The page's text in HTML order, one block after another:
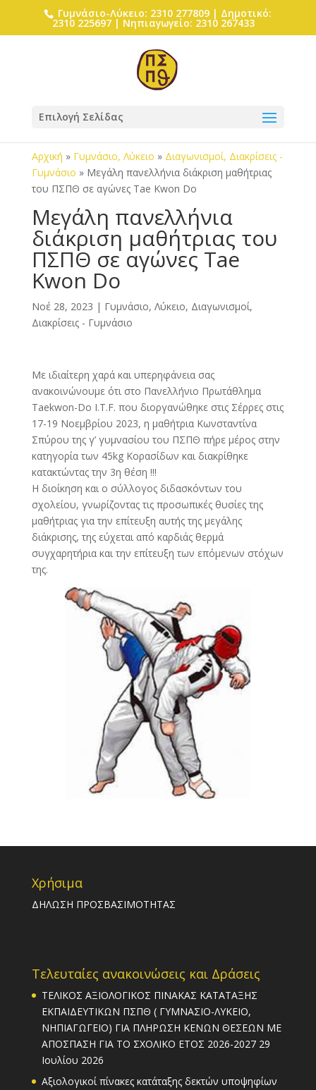
Γυμνάσιο-Λύκειο: 2310 277809 | Δημοτικό:
2310 225697 | Νηπιαγωγείο: 2310 267433
Επιλογή Σελίδας
Αρχική » Γυμνάσιο, Λύκειο » Διαγωνισμοί, Διακρίσεις -
Γυμνάσιο » Μεγάλη πανελλήνια διάκριση μαθήτριας
του ΠΣΠΘ σε αγώνες Tae Kwon Do
Μεγάλη πανελλήνια
διάκριση μαθήτριας του
ΠΣΠΘ σε αγώνες Tae
Kwon Do
Νοέ 28, 2023 | Γυμνάσιο, Λύκειο, Διαγωνισμοί,
Διακρίσεις - Γυμνάσιο
Με ιδιαίτερη χαρά και υπερηφάνεια σας
ανακοινώνουμε ότι στο Πανελλήνιο Πρωτάθλημα
Taekwon-Do I.T.F. που διοργανώθηκε στις Σέρρες στις
17-19 Νοεμβρίου 2023, η μαθήτρια Κωνσταντίνα
Σπύρου της γ’ γυμνασίου του ΠΣΠΘ πήρε μέρος στην
κατηγορία των 45kg Κορασίδων και διακρίθηκε
κατακτώντας την 3η θέση ‼️!
Η διοίκηση και ο σύλλογος διδασκόντων του
σχολείου, γνωρίζοντας τις προσωπικές θυσίες της
μαθήτριας για την επίτευξη αυτής της μεγάλης
διάκρισης, της εύχεται από καρδιάς θερμά
συγχαρητήρια και την επίτευξη των επόμενων στόχων
της.
Χρήσιμα
ΔΗΛΩΣΗ ΠΡΟΣΒΑΣΙΜΟΤΗΤΑΣ
Τελευταίες ανακοινώσεις και Δράσεις
ΤΕΛΙΚΟΣ ΑΞΙΟΛΟΓΙΚΟΣ ΠΙΝΑΚΑΣ ΚΑΤΑΤΑΞΗΣ
ΕΚΠΑΙΔΕΥΤΙΚΩΝ ΠΣΠΘ ( ΓΥΜΝΑΣΙΟ-ΛΥΚΕΙΟ,
ΝΗΠΙΑΓΩΓΕΙΟ) ΓΙΑ ΠΛΗΡΩΣΗ ΚΕΝΩΝ ΘΕΣΕΩΝ ΜΕ
ΑΠΟΣΠΑΣΗ ΓΙΑ ΤΟ ΣΧΟΛΙΚΟ ΕΤΟΣ 2026-2027 29
Ιουλίου 2026
Αξιολογικοί πίνακες κατάταξης δεκτών υποψηφίων